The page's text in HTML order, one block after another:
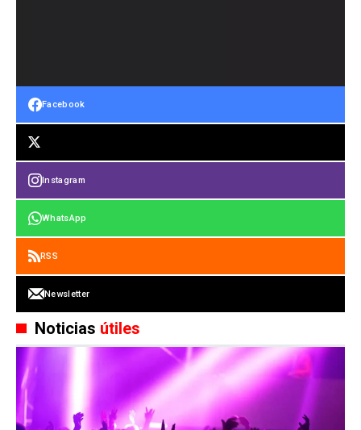
Facebook
Instagram
WhatsApp
RSS
Newsletter
Noticias útiles